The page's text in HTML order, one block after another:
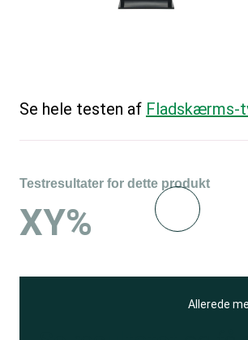
Se hele testen af Fladskærms-
Testresultater for dette produkt
XY%
Allerede